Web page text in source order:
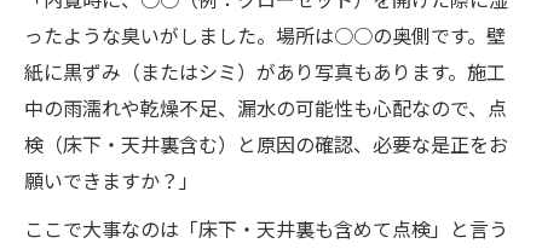
ったような臭いがしました。場所は○○の奥側です。壁
紙に黒ずみ（またはシミ）があり写真もあります。施工
中の雨濡れや乾燥不足、漏水の可能性も心配なので、点
検（床下・天井裏含む）と原因の確認、必要な是正をお
願いできますか？」
ここで大事なのは「床下・天井裏も含めて点検」と言う